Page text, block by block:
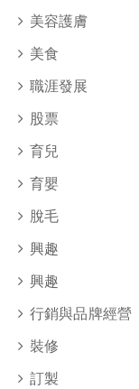
美容護膚
美食
職涯發展
股票
育兒
育嬰
脫毛
興趣
興趣
行銷與品牌經營
裝修
訂製